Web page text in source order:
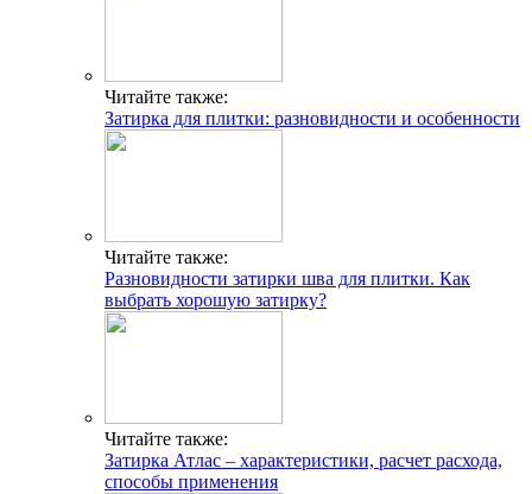
Читайте также:
Затирка для плитки: разновидности и особенности
Читайте также:
Разновидности затирки шва для плитки. Как
выбрать хорошую затирку?
Читайте также:
Затирка Атлас – характеристики, расчет расхода,
способы применения